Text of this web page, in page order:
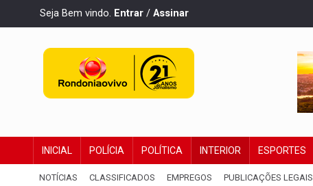
Seja Bem vindo. Entrar / Assinar
INICIAL POLÍCIA POLÍTICA INTERIOR ESPORTES
NOTÍCIAS CLASSIFICADOS EMPREGOS PUBLICAÇÕES LEGAIS